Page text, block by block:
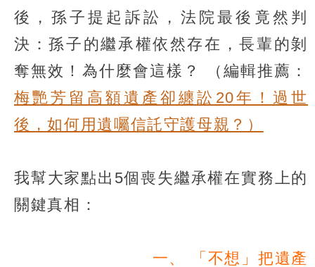
後，孫子提起訴訟，法院最後竟然判
決：孫子的繼承權依然存在，長輩的剝
奪無效！為什麼會這樣？
（編輯推薦：
梅艷芳留高額遺產卻纏訟20年！過世
後，如何用遺囑信託守護母親？）
我幫大家點出5個喪失繼承權在實務上的
關鍵真相：
一、 「不想」把遺產